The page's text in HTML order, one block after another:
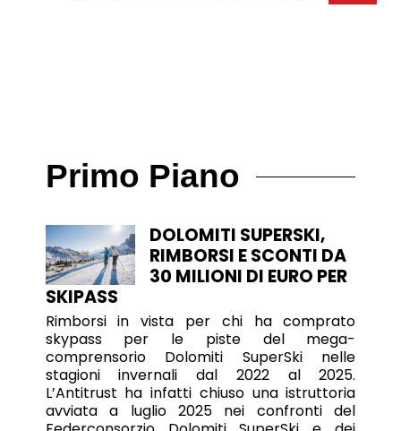
Primo Piano
DOLOMITI SUPERSKI,
RIMBORSI E SCONTI DA
30 MILIONI DI EURO PER
SKIPASS
Rimborsi in vista per chi ha comprato
skypass per le piste del mega-
comprensorio Dolomiti SuperSki nelle
stagioni invernali dal 2022 al 2025.
L’Antitrust ha infatti chiuso una istruttoria
avviata a luglio 2025 nei confronti del